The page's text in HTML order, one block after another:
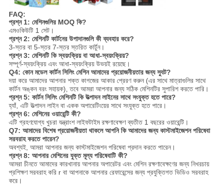
FAQ:
প্রশ্ন 1: মেশিনগুলির MOQ কি?
এমওকিউটি 1 সেট।
প্রশ্ন 2: মেশিনটি কার্টনের উপাদানগুলি কী ব্যবহার করে?
3-স্তর বা 5-স্তর 7-স্তর স্তরিত কার্টুন।
প্রশ্ন 3: মেশিনটি কি স্বয়ংক্রিয় বা আধা-স্বয়ংক্রিয়?
সম্পূর্ণ-স্বয়ংক্রিয় এবং আধা-স্বয়ংক্রিয় উভয়ই রয়েছে।
Q4: কোন মডেল কার্টন সিলিং মেশিন আমাদের প্রয়োজনীয়তার জন্য স্যুট?
দয়া করে আমাদের আপনার শক্ত কাগজের আকার প্রেরণ করুন (এর সাথে মাত্রাগুলির সাথে
কার্টন অঙ্কন বরং সহায়ক), তবে আমরা আপনার জন্য সঠিক মেশিনটির সুপারিশ করতে পারি।
প্রশ্ন 5: কার্টন সিলিং মেশিনটি কি উত্পাদন লাইনের সাথে সংযুক্ত হতে পারে?
হ্যাঁ, এটি উত্পাদন লাইন বা একক অপারেটিংয়ের সাথে সংযুক্ত হতে পারে।
প্রশ্ন 6: মেশিনের ওয়ারেন্টি কী?
এটি গ্রহণযোগ্য খুচরা যন্ত্রাংশ লাইফটাইম রক্ষণাবেক্ষণ ব্যতীত 1 বছরের ওয়ারেন্টি।
Q7: আমাদের বিশেষ প্রয়োজনীয়তা থাকলে আপনি কি আমাদের জন্য কাস্টমাইজেশন পরিষেবা
সরবরাহ করতে পারেন?
অবশ্যই, আমরা আপনার জন্য কাস্টমাইজেশন পরিষেবা প্রদান করতে পারেন।
প্রশ্ন 8: আপনার মেশিনের যুক্ত মূল্য পরিষেবাটি কী?
আমরা চীনতে আমাদের কারখানায় আপনার অপারেটর এবং মেশিন রক্ষণাবেক্ষণের জন্য নিখরচায়
প্রশিক্ষণ সরবরাহ করি r বা আপনাকে আপনার রেফারেন্সের জন্য প্রযুক্তিগত ভিডিও সরবরাহ
করে।